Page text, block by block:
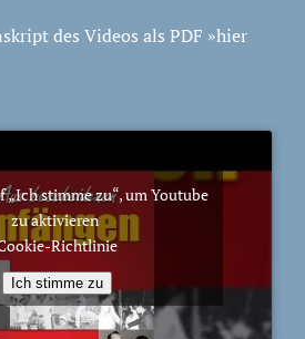
des Videos als PDF »hier
„Ich stimme zu“, um Youtube
zu aktivieren
Richtlinie
Ich stimme zu